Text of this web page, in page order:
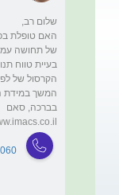
האם טופלת
של תחושה
בעיית טווח